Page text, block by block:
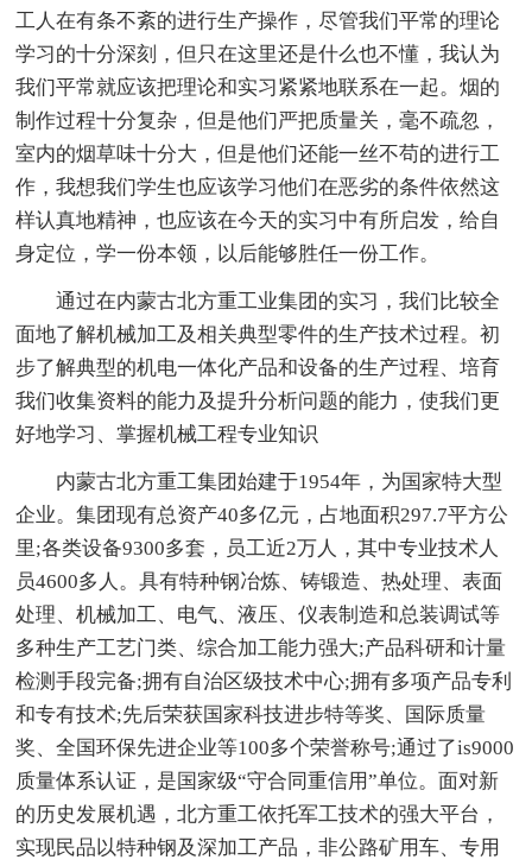
工人在有条不紊的进行生产操作，尽管我们平常的理论
学习的十分深刻，但只在这里还是什么也不懂，我认为
我们平常就应该把理论和实习紧紧地联系在一起。烟的
制作过程十分复杂，但是他们严把质量关，毫不疏忽，
室内的烟草味十分大，但是他们还能一丝不苟的进行工
作，我想我们学生也应该学习他们在恶劣的条件依然这
样认真地精神，也应该在今天的实习中有所启发，给自
身定位，学一份本领，以后能够胜任一份工作。
通过在内蒙古北方重工业集团的实习，我们比较全
面地了解机械加工及相关典型零件的生产技术过程。初
步了解典型的机电一体化产品和设备的生产过程、培育
我们收集资料的能力及提升分析问题的能力，使我们更
好地学习、掌握机械工程专业知识
内蒙古北方重工集团始建于1954年，为国家特大型
企业。集团现有总资产40多亿元，占地面积297.7平方公
里;各类设备9300多套，员工近2万人，其中专业技术人
员4600多人。具有特种钢冶炼、铸锻造、热处理、表面
处理、机械加工、电气、液压、仪表制造和总装调试等
多种生产工艺门类、综合加工能力强大;产品科研和计量
检测手段完备;拥有自治区级技术中心;拥有多项产品专利
和专有技术;先后荣获国家科技进步特等奖、国际质量
奖、全国环保先进企业等100多个荣誉称号;通过了is9000
质量体系认证，是国家级“守合同重信用”单位。面对新
的历史发展机遇，北方重工依托军工技术的强大平台，
实现民品以特种钢及深加工产品，非公路矿用车、专用